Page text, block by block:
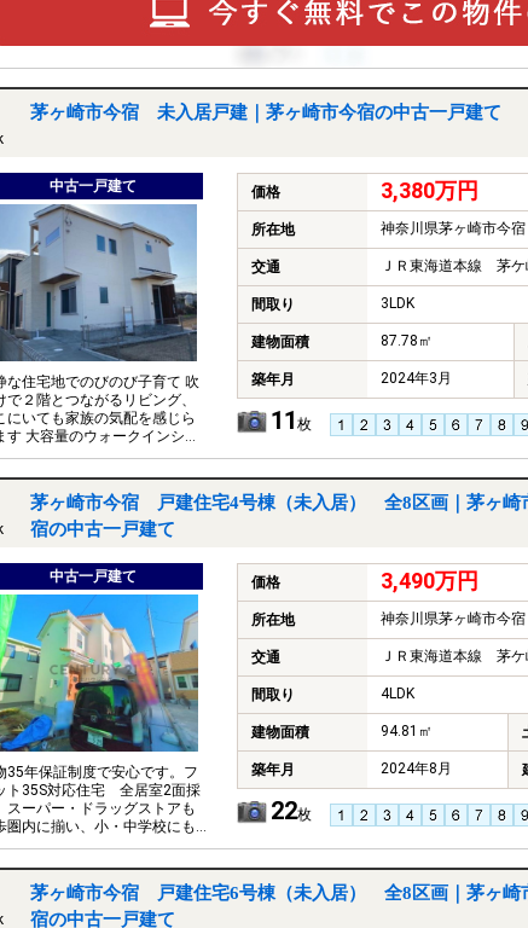
茅ヶ崎市今宿 未入居戸建｜茅ヶ崎市今宿の中古一戸建て
中古一戸建て
な住宅地でのびのび子育て 吹
で２階とつながるリビング、
にいても家族の気配を感じら
す 大容量のウォークインシュ
クロゼットが嬉しい
価格 3,380万円
所在地 神奈川県茅ヶ崎市今宿
交通 ＪＲ東海道本線 茅
間取り 3LDK
建物面積 87.78㎡
築年月 2024年3月
11 枚
茅ヶ崎市今宿 戸建住宅4号棟（未入居） 全8区画｜茅ヶ崎
宿の中古一戸建て
中古一戸建て
35年保証制度で安心です。フ
ト35S対応住宅 全居室2面採
ーパー・ドラッグストアも
圏内に揃い、小・中学校にも
しやすい立地です。
価格 3,490万円
所在地 神奈川県茅ヶ崎市今宿
交通 ＪＲ東海道本線 茅
間取り 4LDK
建物面積 94.81㎡
築年月 2024年8月
22枚
茅ヶ崎市今宿 戸建住宅6号棟（未入居） 全8区画｜茅ヶ崎
宿の中古一戸建て